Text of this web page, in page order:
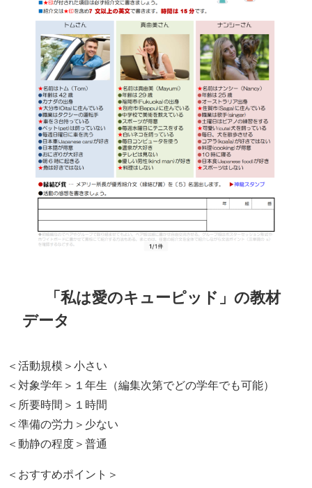
「私は愛のキューピッド」の教材
データ
＜活動規模＞小さい
＜対象学年＞１年生（編集次第でどの学年でも可能）
＜所要時間＞１時間
＜準備の労力＞少ない
＜動静の程度＞普通
＜おすすめポイント＞